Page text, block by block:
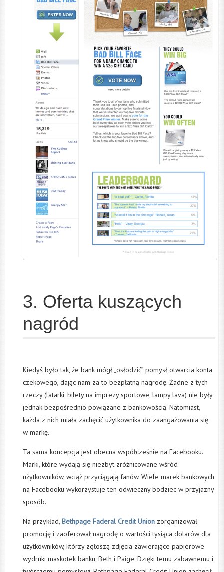
3. Oferta kuszących
nagród
Kiedyś było tak, że bank mógł „osłodzić” pomysł otwarcia konta
czekowego, dając nam za to bezpłatną nagrodę. Żadne z tych
rzeczy (latarki, bilety na imprezy sportowe, lampy lava) nie były
jednak bezpośrednio powiązane z bankowością. Natomiast,
każda z nich miała zachęcić użytkownika do zaangażowania się
w markę.
Ta sama koncepcja jest obecna współcześnie na Facebooku.
Marki, które wydają się niezbyt zróżnicowane wśród
użytkowników, wciąż przyciągają fanów. Wiele marek bankowych
na Facebooku wykorzystuje ten odwieczny bodziec w przyjazny
sposób.
Na przykład,Bethpage Faderal Credit Union zorganizował
promocję i zaoferował nagrodę o wartości tysiąca dolarów dla
użytkowników, którzy zgłoszą zdjęcia zawierające papierowe
wydruki maskotek banku, Beth i Paige. Dzięki temu zabawnemu i